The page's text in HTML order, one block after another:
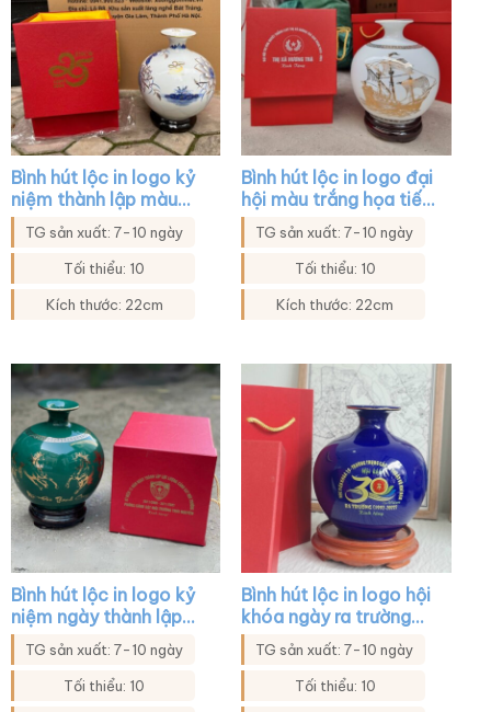
Bình hút lộc in logo kỷ
niệm thành lập màu
trắng họa tiết sen
xanh vàng kim XG-
BHL44
TG sản xuất: 7-10 ngày
Tối thiểu: 10
Kích thước: 22cm
Bình hút lộc in logo đại
hội màu trắng họa tiết
thuận buồm xuôi gió
vàng kim XG-BHL45
TG sản xuất: 7-10 ngày
Tối thiểu: 10
Kích thước: 22cm
Bình hút lộc in logo kỷ
niệm ngày thành lập
màu xanh lá họa tiết
mã đáo thành công
XG-BHL28
TG sản xuất: 7-10 ngày
Tối thiểu: 10
Bình hút lộc in logo hội
khóa ngày ra trường
màu xanh coban XG-
BHL14
TG sản xuất: 7-10 ngày
Tối thiểu: 10